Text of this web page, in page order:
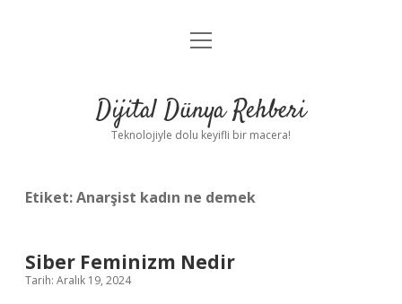
Anasayfa
Yasal Uyarı
menüyü
Dijital Dünya Rehberi
Teknolojiyle dolu keyifli bir macera!
Etiket:Anarşist kadın ne demek
Siber Feminizm Nedir
Tarih: Aralık 19, 2024